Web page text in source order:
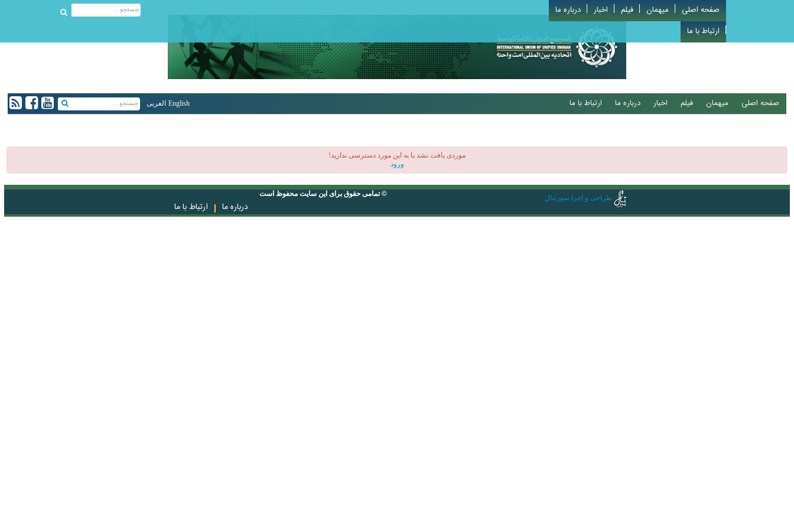
English العربی صفحه اصلی میهمان فیلم اخبار درباره ما ارتباط با ما
صفحه اصلی میهمان فیلم اخبار
درباره ما
ارتباط با ما
موردی يافت نشد یا به این مورد دسترسی ندارید!
ورود
طراحی و اجرا سورنتال © تمامی حقوق برای این سایت محفوظ است
درباره ما ارتباط با ما